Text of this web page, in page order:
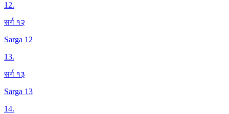
12.
सर्ग १२
Sarga 12
13.
सर्ग १३
Sarga 13
14.